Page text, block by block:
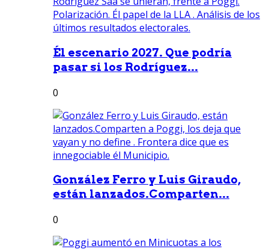
Él escenario 2027. Que podría
pasar si los Rodríguez...
0
González Ferro y Luis Giraudo,
están lanzados.Comparten...
0